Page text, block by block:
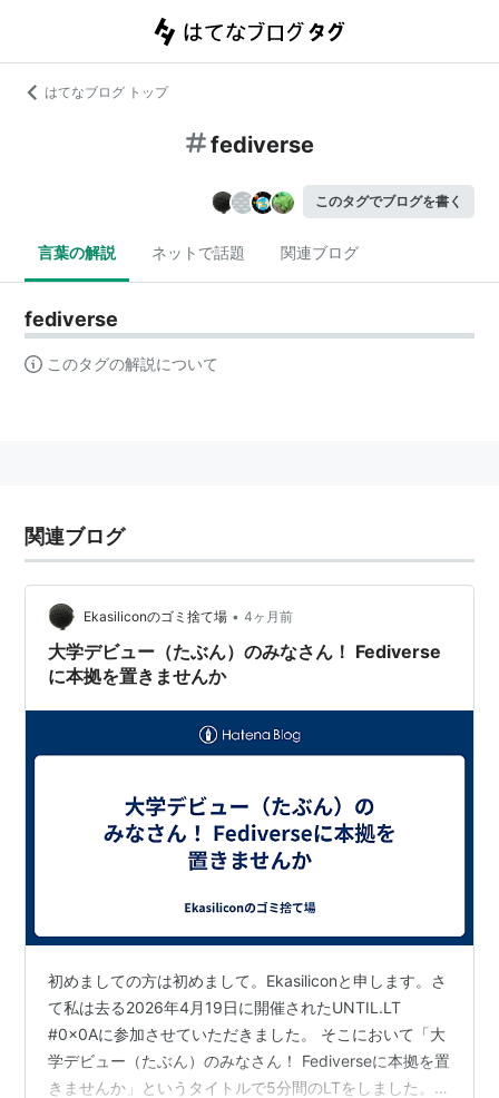
はてなブログ トップ
fediverse
このタグでブログを書く
言葉の解説 ネットで話題 関連ブログ
fediverse
このタグの解説について
関連ブログ
Ekasiliconのゴミ捨て場 • 4ヶ月前
大学デビュー（たぶん）のみなさん！ Fediverse
に本拠を置きませんか
初めましての方は初めまして。Ekasiliconと申します。さ
て私は去る2026年4月19日に開催されたUNTIL.LT
#0x0Aに参加させていただきました。 そこにおいて「大
学デビュー（たぶん）のみなさん！ Fediverseに本拠を置
きませんか」というタイトルで5分間のLTをしました。こ